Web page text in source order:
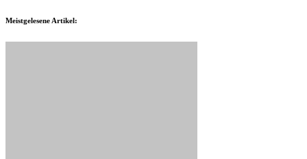
Meistgelesene Artikel: